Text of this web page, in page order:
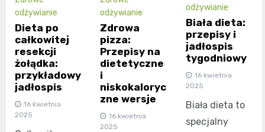
odżywianie
Dieta po
całkowitej
resekcji
żołądka:
przykładowy
jadłospis
16 kwietnia
2025
odżywianie
Zdrowa
pizza:
Przepisy na
dietetyczne
i
niskokaloryc
zne wersje
16 kwietnia
2025
odżywianie
Biała dieta:
przepisy i
jadłospis
tygodniowy
16 kwietnia
2025
Biała dieta to
specjalny